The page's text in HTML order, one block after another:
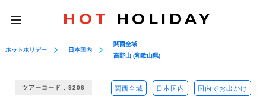
toggle
navigation
HOT HOLIDAY
ホットホリデー 日本国内
関西全域
高野山 (和歌山県)
ツアーコード : 9206 関西全域 日本国内 国内でお出かけ